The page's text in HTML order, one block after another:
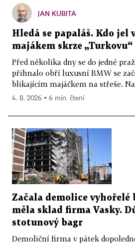
JAN KUBITA
Hledá se papaláš. Kdo jel
majákem skrze
Před několika dny se do jedné
přihnalo obří luxusní BMW se
blikajícím majáčkem na střeše.
4. 8. 2026 ▪ 6 min. čtení
Začala demolice vyhořelé
měla sklad firma Vasky.
stotunový bagr
Demoliční firma v pátek